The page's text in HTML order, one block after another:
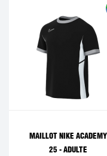
MAILLOT NIKE ACADEMY
25 - ADULTE